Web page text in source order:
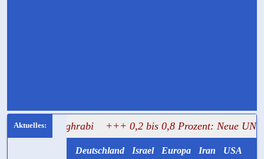
+++ 0,2 bis 0,8 Prozent: Neue UN-Daten
Deutschland Israel Europa Iran
USA